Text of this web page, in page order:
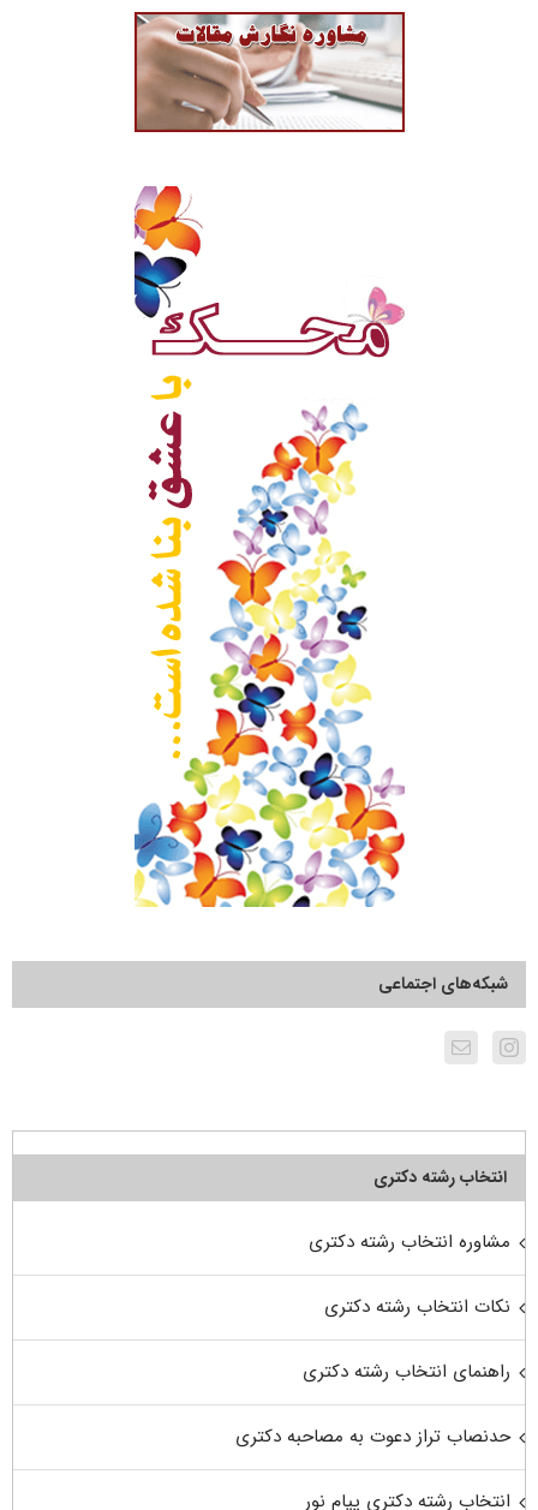
شبکه‌های اجتماعی
انتخاب رشته دکتری
مشاوره انتخاب رشته دکتری
نکات انتخاب رشته دکتری
راهنمای انتخاب رشته دکتری
حدنصاب تراز دعوت به مصاحبه دکتری
انتخاب رشته دکتری پیام نور